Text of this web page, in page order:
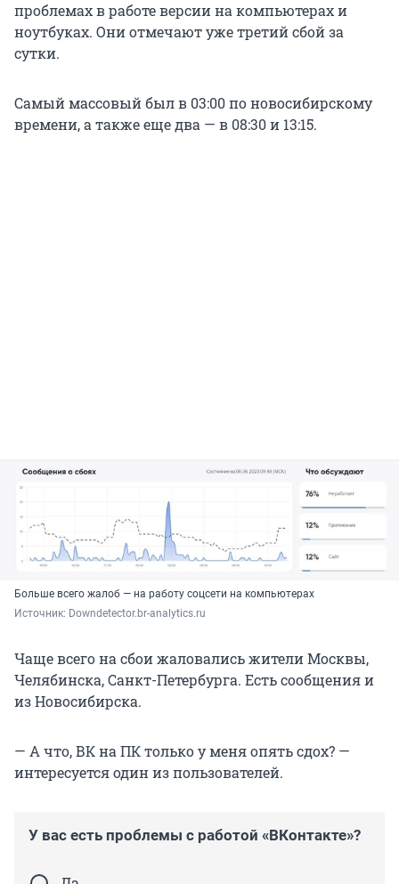
проблемах в работе версии на компьютерах и
ноутбуках. Они отмечают уже третий сбой за
сутки.
Самый массовый был в 03:00 по новосибирскому
времени, а также еще два — в 08:30 и 13:15.
Больше всего жалоб — на работу соцсети на компьютерах
Источник: Downdetector.br-analytics.ru
Чаще всего на сбои жаловались жители Москвы,
Челябинска, Санкт-Петербурга. Есть сообщения и
из Новосибирска.
— А что, ВК на ПК только у меня опять сдох? —
интересуется один из пользователей.
У вас есть проблемы с работой «ВКонтакте»?